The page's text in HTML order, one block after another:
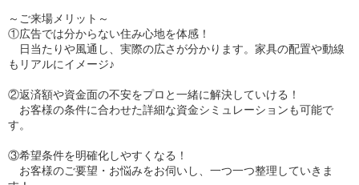
～ご来場メリット～
①広告では分からない住み心地を体感！
日当たりや風通し、実際の広さが分かります。家具の配置や動線
もリアルにイメージ♪
②返済額や資金面の不安をプロと一緒に解決していける！
お客様の条件に合わせた詳細な資金シミュレーションも可能で
す。
③希望条件を明確化しやすくなる！
お客様のご要望・お悩みをお伺いし、一つ一つ整理していきま